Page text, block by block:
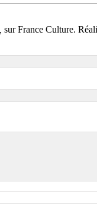
sur France Culture.